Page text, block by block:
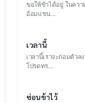
ขอให้ข้าได้อยู่ ในคว
อ้อมแขน...
เวลานี้
เวลานี้เราจะถ่อมตัว
โปรดทร...
ซ่อนข้าไว้